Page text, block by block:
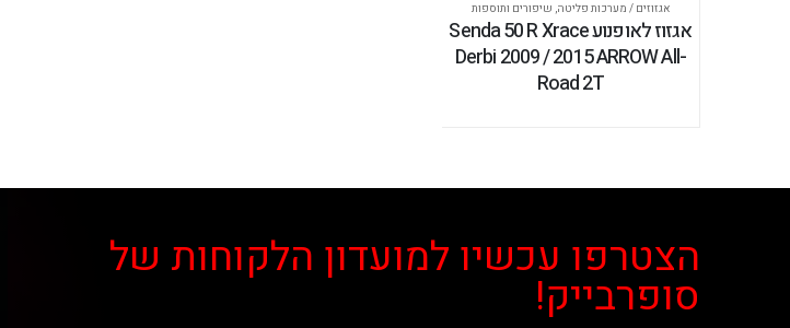
אגזוזים / מערכות פליטה, שיפורים ותוספות
אגזוז לאופנוע Senda 50 R Xrace
Derbi 2009 / 2015 ARROW All-
Road 2T
הצטרפו עכשיו למועדון הלקוחות של
סופרבייק!